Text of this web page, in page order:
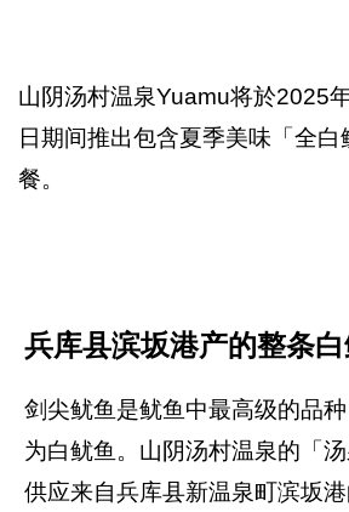
山阴汤村温泉Yuamu将於2025
日期间推出包含夏季美味「全
餐。
兵库县滨坂港产的整条白
剑尖鱿鱼是鱿鱼中最高级的品
为白鱿鱼。山阴汤村温泉的「汤
供应来自兵库县新温泉町滨坂港